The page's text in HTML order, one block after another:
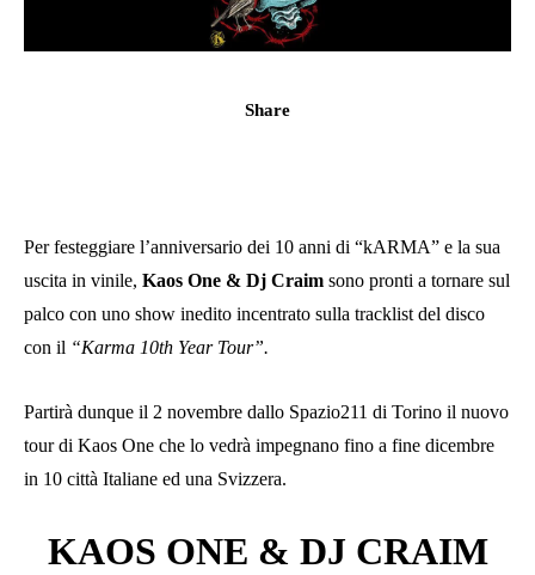
Share
Per festeggiare l’anniversario dei 10 anni di “kARMA” e la sua
uscita in vinile, Kaos One & Dj Craim sono pronti a tornare sul
palco con uno show inedito incentrato sulla tracklist del disco
con il “Karma 10th Year Tour”.
Partirà dunque il 2 novembre dallo Spazio211 di Torino il nuovo
tour di Kaos One che lo vedrà impegnano fino a fine dicembre
in 10 città Italiane ed una Svizzera.
KAOS ONE & DJ CRAIM